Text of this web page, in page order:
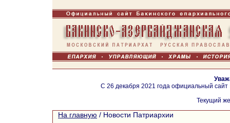
С 26 декабря 2021 года официальный
Текущий
На главную / Новости Патриархии